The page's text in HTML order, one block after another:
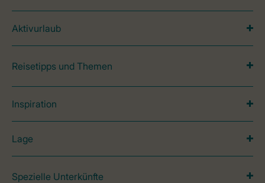
Aktivurlaub
Reisetipps und Themen
Inspiration
Lage
Spezielle Unterkünfte